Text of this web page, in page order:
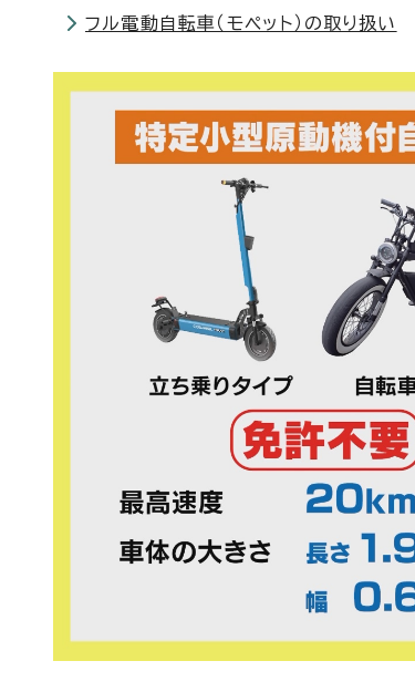
フル電動自転車（モペット）の取り扱い